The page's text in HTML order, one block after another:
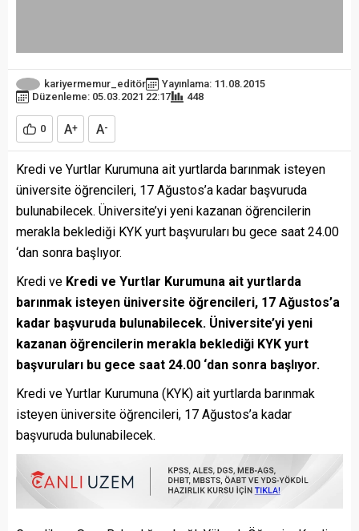
kariyermemur_editör
Yayınlama: 11.08.2015
Düzenleme: 05.03.2021 22:17
448
0 A+ A-
Kredi ve Yurtlar Kurumuna ait yurtlarda barınmak isteyen
üniversite öğrencileri, 17 Ağustos’a kadar başvuruda
bulunabilecek. Üniversite’yi yeni kazanan öğrencilerin
merakla beklediği KYK yurt başvuruları bu gece saat 24.00
‘dan sonra başlıyor.
Kredi ve Kredi ve Yurtlar Kurumuna ait yurtlarda
barınmak isteyen üniversite öğrencileri, 17 Ağustos’a
kadar başvuruda bulunabilecek. Üniversite’yi yeni
kazanan öğrencilerin merakla beklediği KYK yurt
başvuruları bu gece saat 24.00 ‘dan sonra başlıyor.
Kredi ve Yurtlar Kurumuna (KYK) ait yurtlarda barınmak
isteyen üniversite öğrencileri, 17 Ağustos’a kadar
başvuruda bulunabilecek.